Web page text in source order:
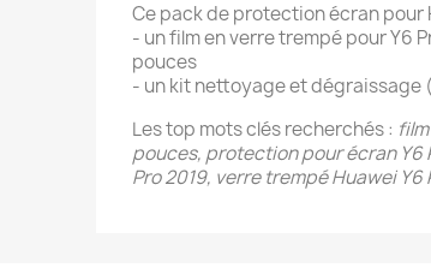
Ce pack de protection écran pour
- un film en verre trempé pour Y6
pouces
- un kit nettoyage et dégraissage
Les top mots clés recherchés :
pouces, protection pour écran Y6
Pro 2019, verre trempé Huawei Y6